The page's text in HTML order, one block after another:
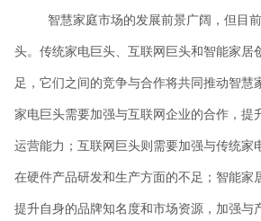
智慧家庭市场的发展前景广阔，但目
头。传统家电巨头、互联网巨头和智能家居
足，它们之间的竞争与合作将共同推动智慧
家电巨头需要加强与互联网企业的合作，提
运营能力；互联网巨头则需要加强与传统家
在硬件产品研发和生产方面的不足；智能家
提升自身的品牌知名度和市场资源，加强与